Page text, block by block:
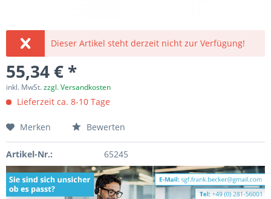
Dieser Artikel steht derzeit nicht zur Verfügung!
55,34 € *
inkl. MwSt.zzgl. Versandkosten
Lieferzeit ca. 8-10 Tage
Merken Bewerten
Artikel-Nr.: 65245